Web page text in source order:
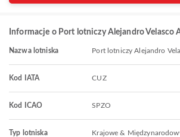
Informacje o Port lotniczy Alejandro Velasco
Nazwa lotniska Port lotniczy Alejandro
Kod IATA CUZ
Kod ICAO SPZO
Typ lotniska Krajowe &